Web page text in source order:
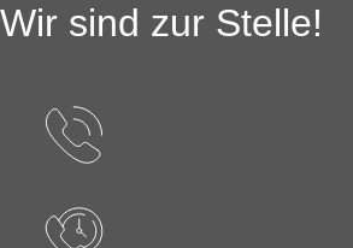
sind zur Stelle!